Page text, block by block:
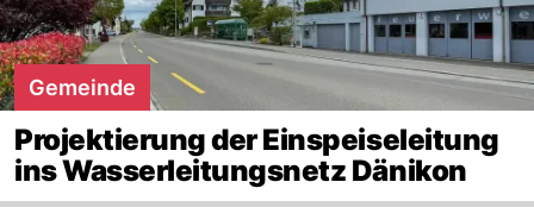
Gemeinde
Projektierung der Einspeiseleitung
ins Wasserleitungsnetz Dänikon